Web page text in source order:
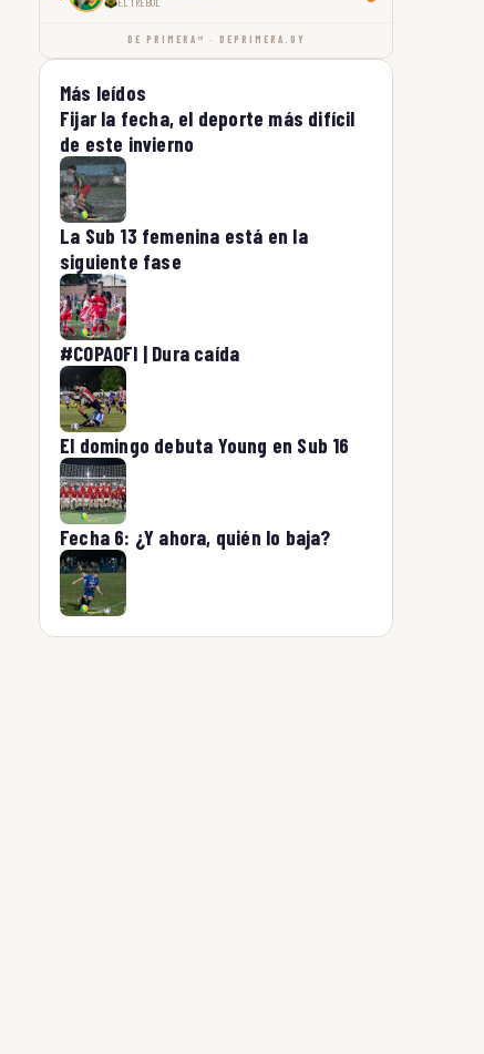
DE PRIMERA™ · DEPRIMERA.UY
Más leídos
Fijar la fecha, el deporte más difícil
de este invierno
La Sub 13 femenina está en la
siguiente fase
#COPAOFI | Dura caída
El domingo debuta Young en Sub 16
Fecha 6: ¿Y ahora, quién lo baja?